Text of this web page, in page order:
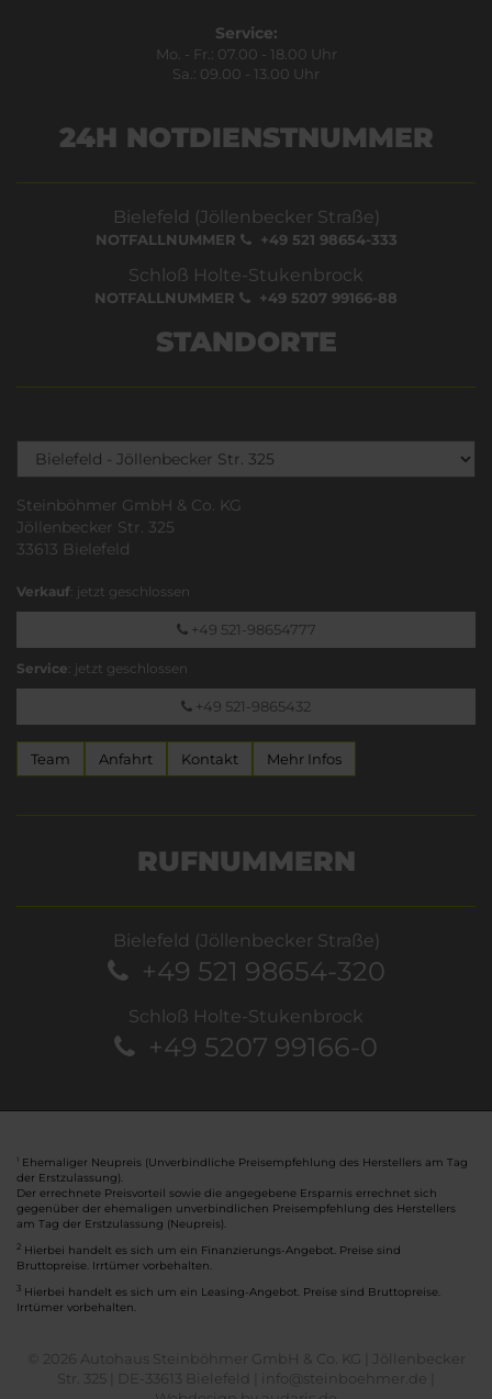
Service:
Mo. - Fr.: 07.00 - 18.00 Uhr
Sa.: 09.00 - 13.00 Uhr
24H NOTDIENSTNUMMER
Bielefeld (Jöllenbecker Straße)
NOTFALLNUMMER +49 521 98654-333
Schloß Holte-Stukenbrock
NOTFALLNUMMER +49 5207 99166-88
STANDORTE
Steinböhmer GmbH & Co. KG
Jöllenbecker Str. 325
33613 Bielefeld
Verkauf: jetzt geschlossen
+49 521-98654777
Service: jetzt geschlossen
+49 521-9865432
Team Anfahrt Kontakt Mehr Infos
RUFNUMMERN
Bielefeld (Jöllenbecker Straße)
+49 521 98654-320
Schloß Holte-Stukenbrock
+49 5207 99166-0
Ehemaliger Neupreis (Unverbindliche Preisempfehlung des Herstellers am Tag
der Erstzulassung).
Der errechnete Preisvorteil sowie die angegebene Ersparnis errechnet sich
gegenüber der ehemaligen unverbindlichen Preisempfehlung des Herstellers
am Tag der Erstzulassung (Neupreis).
2 Hierbei handelt es sich um ein Finanzierungs-Angebot. Preise sind
Bruttopreise. Irrtümer vorbehalten.
3 Hierbei handelt es sich um ein Leasing-Angebot. Preise sind Bruttopreise.
Irrtümer vorbehalten.
© 2026 Autohaus Steinböhmer GmbH & Co. KG | Jöllenbecker
Str. 325 | DE-33613 Bielefeld | info@steinboehmer.de |